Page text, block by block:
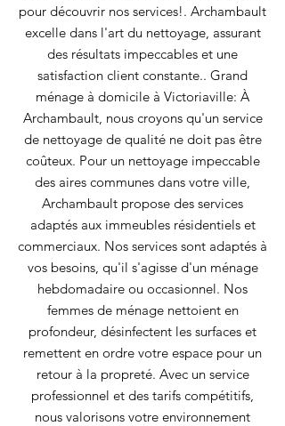
pour découvrir nos services!. Archambault
excelle dans l'art du nettoyage, assurant
des résultats impeccables et une
satisfaction client constante.. Grand
ménage à domicile à Victoriaville: À
Archambault, nous croyons qu'un service
de nettoyage de qualité ne doit pas être
coûteux. Pour un nettoyage impeccable
des aires communes dans votre ville,
Archambault propose des services
adaptés aux immeubles résidentiels et
commerciaux. Nos services sont adaptés à
vos besoins, qu'il s'agisse d'un ménage
hebdomadaire ou occasionnel. Nos
femmes de ménage nettoient en
profondeur, désinfectent les surfaces et
remettent en ordre votre espace pour un
retour à la propreté. Avec un service
professionnel et des tarifs compétitifs,
nous valorisons votre environnement